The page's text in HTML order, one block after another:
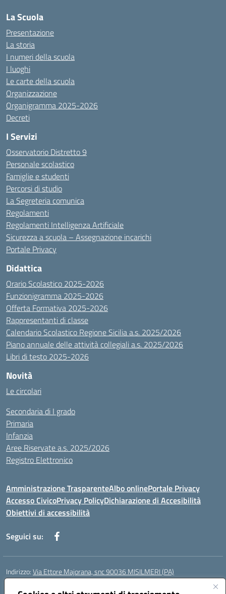
La Scuola
Presentazione
La storia
I numeri della scuola
I luoghi
Le carte della scuola
Organizzazione
Organigramma 2025-2026
Decreti
I Servizi
Osservatorio Distretto 9
Personale scolastico
Famiglie e studenti
Percorsi di studio
La Segreteria comunica
Regolamenti
Regolamenti Intelligenza Artificiale
Sicurezza a scuola – Assegnazione incarichi
Portale Privacy
Didattica
Orario Scolastico 2025-2026
Funzionigramma 2025-2026
Offerta Formativa 2025-2026
Rappresentanti di classe
Calendario Scolastico Regione Sicilia a.s. 2025/2026
Piano annuale delle attività collegiali a.s. 2025/2026
Libri di testo 2025-2026
Novità
Le circolari
Secondaria di I grado
Primaria
Infanzia
Aree Riservate a.s. 2025/2026
Registro Elettronico
Amministrazione TrasparenteAlbo onlinePortale Privacy
Accesso CivicoPrivacy PolicyDichiarazione di Accesibilità
Obiettivi di accessibilità
Seguici su:
Indirizzo:Via Ettore Majorana, snc 90036 MISILMERI (PA)
Centralino: